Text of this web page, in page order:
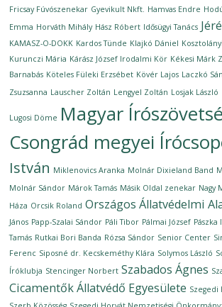
Fricsay Fúvószenekar Gyevikult Nkft. Hamvas Endre
Emma Horváth Mihály Hász Róbert Idősügyi Tanács
KAMASZ-O-DOKK Kardos Tünde Klajkó Dániel
Kurunczi Mária Kárász József Irodalmi Kör Kékesi Márk
Barnabás Köteles Füleki Erzsébet Kövér Lajos Laczkó
Zsuzsanna Lauscher Zoltán Lengyel Zoltán Losjak László
Lugosi Döme Magyar
Csongrád megyei
István Miklenovics Aranka Molnár Dixieland Band
Molnár Sándor Márok Tamás Másik Oldal zenekar Nagy
Háza Orcsik Roland Országos Állatvédelmi
János Papp-Szalai Sándor Páli Tibor Pálmai József Pászka
Tamás Rutkai Bori Banda Rózsa Sándor Senior Center
Ferenc Siposné dr. Kecskeméthy Klára Solymos László
Íróklubja Stencinger Norbert Szabados Ágnes
Cicamentők Állatvédő Egyesülete Szegedi